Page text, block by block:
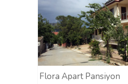
Flora Apart Pansiyon